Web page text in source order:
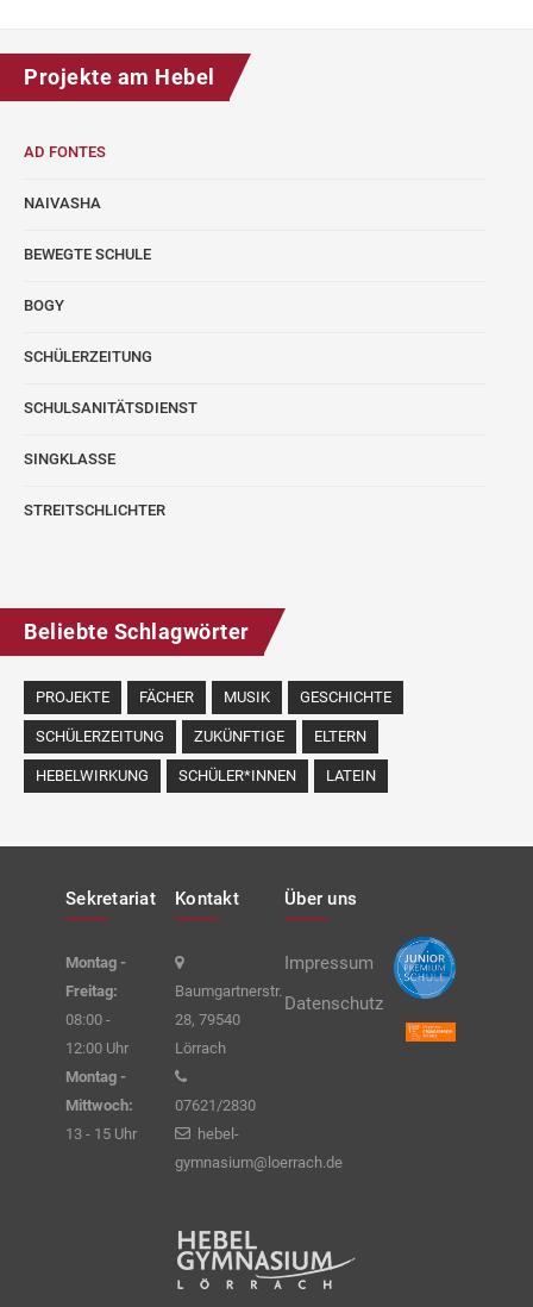
Projekte am Hebel
AD FONTES
NAIVASHA
BEWEGTE SCHULE
BOGY
SCHÜLERZEITUNG
SCHULSANITÄTSDIENST
SINGKLASSE
STREITSCHLICHTER
Beliebte Schlagwörter
PROJEKTE FÄCHER MUSIK GESCHICHTE
SCHÜLERZEITUNG ZUKÜNFTIGE ELTERN
HEBELWIRKUNG SCHÜLER*INNEN LATEIN
Sekretariat
Montag -
Freitag:
08:00 -
12:00 Uhr
Montag -
Mittwoch:
13 - 15 Uhr
Kontakt
Baumgartnerstr.
28, 79540
Lörrach
07621/2830
hebel-
gymnasium@loerrach.de
Über uns
Impressum
Datenschutz